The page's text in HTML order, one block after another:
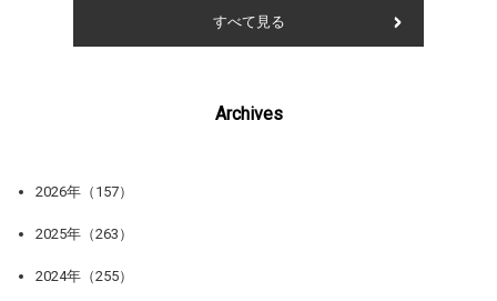
すべて見る
Archives
2026年（157）
2025年（263）
2024年（255）